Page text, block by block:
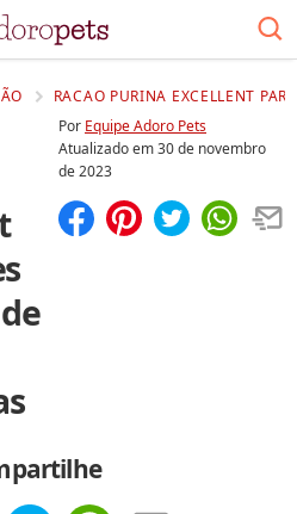
RACAO PURINA EXCELLENT
Por Equipe Adoro Pets
Atualizado em30 de novembro
de 2023